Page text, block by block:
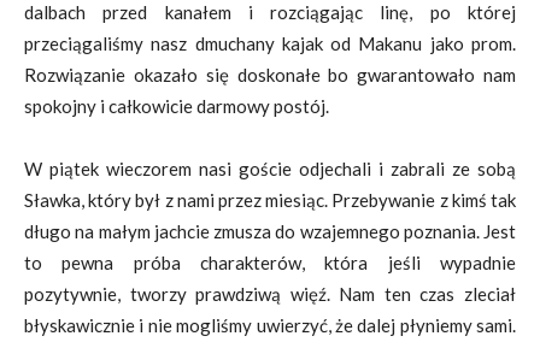
dalbach przed kanałem i rozciągając linę, po której
przeciągaliśmy nasz dmuchany kajak od Makanu jako prom.
Rozwiązanie okazało się doskonałe bo gwarantowało nam
spokojny i całkowicie darmowy postój.
W piątek wieczorem nasi goście odjechali i zabrali ze sobą
Sławka, który był z nami przez miesiąc. Przebywanie z kimś tak
długo na małym jachcie zmusza do wzajemnego poznania. Jest
to pewna próba charakterów, która jeśli wypadnie
pozytywnie, tworzy prawdziwą więź. Nam ten czas zleciał
błyskawicznie i nie mogliśmy uwierzyć, że dalej płyniemy sami.